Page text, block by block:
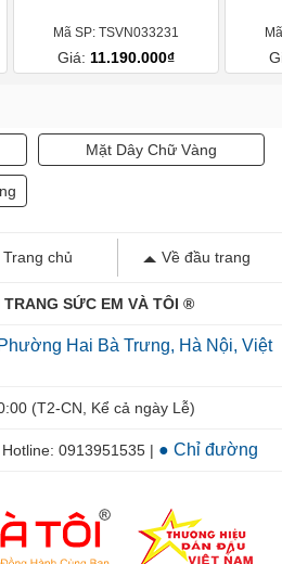
Mã SP: TSVN033231
Giá: 11.190.000₫
Mặt Dây Chữ Vàng
Trang chủ Về đầu trang
TRANG SỨC EM VÀ TÔI ®
Hai Bà Trưng, Hà Nội, Việt
(T2-CN, Kể cả ngày Lễ)
Hotline: 0913951535 | ● Chỉ đường